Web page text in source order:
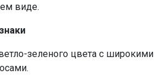
виде.
зеленого цвета с широкими